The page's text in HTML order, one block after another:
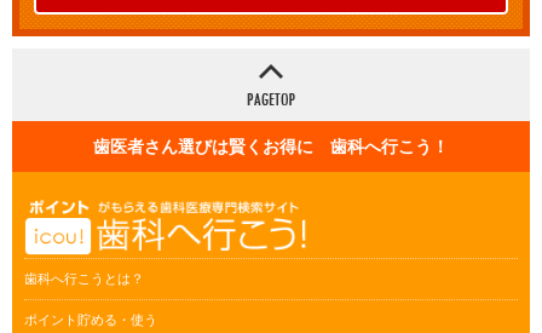
歯医者さん選びは賢くお得に 歯科へ行こう！
歯科へ行こうとは？
ポイント貯める・使う